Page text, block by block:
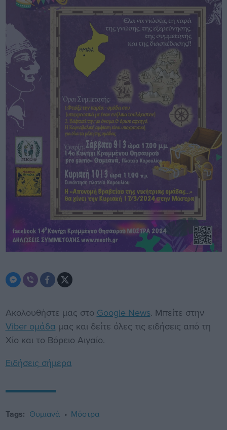
Ακολουθήστε μας στο Google News. Μπείτε στην
Viber ομάδα μας και δείτε όλες τις ειδήσεις από τη
Χίο και το Βόρειο Αιγαίο.
Ειδήσεις σήμερα
Tags: Θυμιανά Μόστρα